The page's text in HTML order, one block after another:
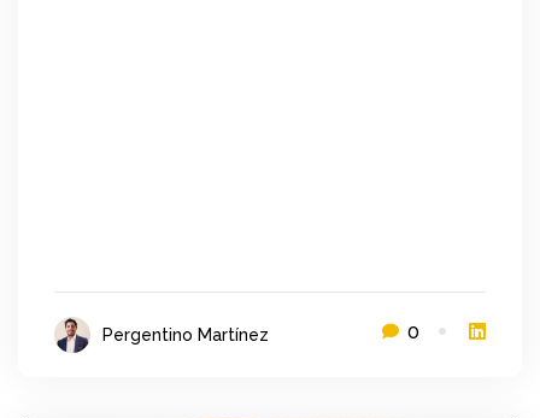
Pergentino Martínez 0